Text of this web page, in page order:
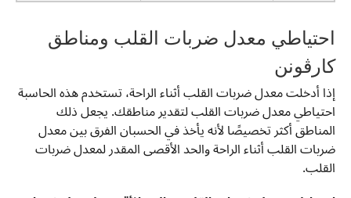
احتياطي معدل ضربات القلب ومناطق
كارڤونن
إذا أدخلت معدل ضربات القلب أثناء الراحة، تستخدم هذه الحاسبة
احتياطي معدل ضربات القلب لتقدير مناطقك. يجعل ذلك
المناطق أكثر تخصيصًا لأنه يأخذ في الحسبان الفرق بين معدل
ضربات القلب أثناء الراحة والحد الأقصى المقدر لمعدل ضربات
القلب.